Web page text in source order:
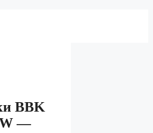
BBK
W —